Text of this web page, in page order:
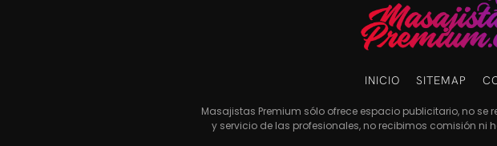
INICIO SITEMAP
Masajistas Premium sólo ofrece espacio publicitario, no
y servicio de las profesionales, no recibimos comisión ni